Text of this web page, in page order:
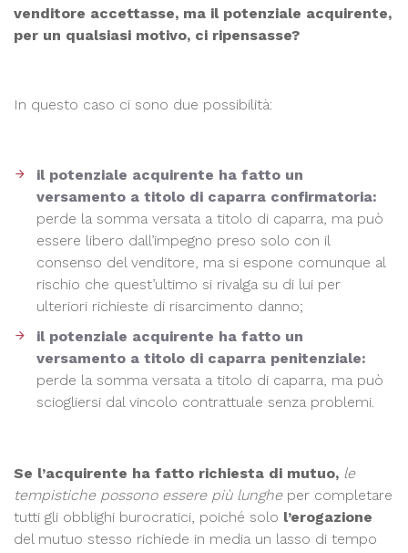
venditore accettasse, ma il potenziale acquirente,
per un qualsiasi motivo, ci ripensasse?
In questo caso ci sono due possibilità:
il potenziale acquirente ha fatto un
versamento a titolo di caparra confirmatoria:
perde la somma versata a titolo di caparra, ma può
essere libero dall’impegno preso solo con il
consenso del venditore, ma si espone comunque al
rischio che quest’ultimo si rivalga su di lui per
ulteriori richieste di risarcimento danno;
il potenziale acquirente ha fatto un
versamento a titolo di caparra penitenziale:
perde la somma versata a titolo di caparra, ma può
sciogliersi dal vincolo contrattuale senza problemi.
Se l’acquirente ha fatto richiesta di mutuo, le
tempistiche possono essere più lungheper completare
tutti gli obblighi burocratici, poiché solo l’erogazione
del mutuo stesso richiede in media un lasso di tempo